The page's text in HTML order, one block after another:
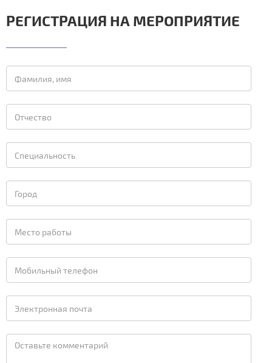
РЕГИСТРАЦИЯ НА МЕРОПРИЯТИЕ